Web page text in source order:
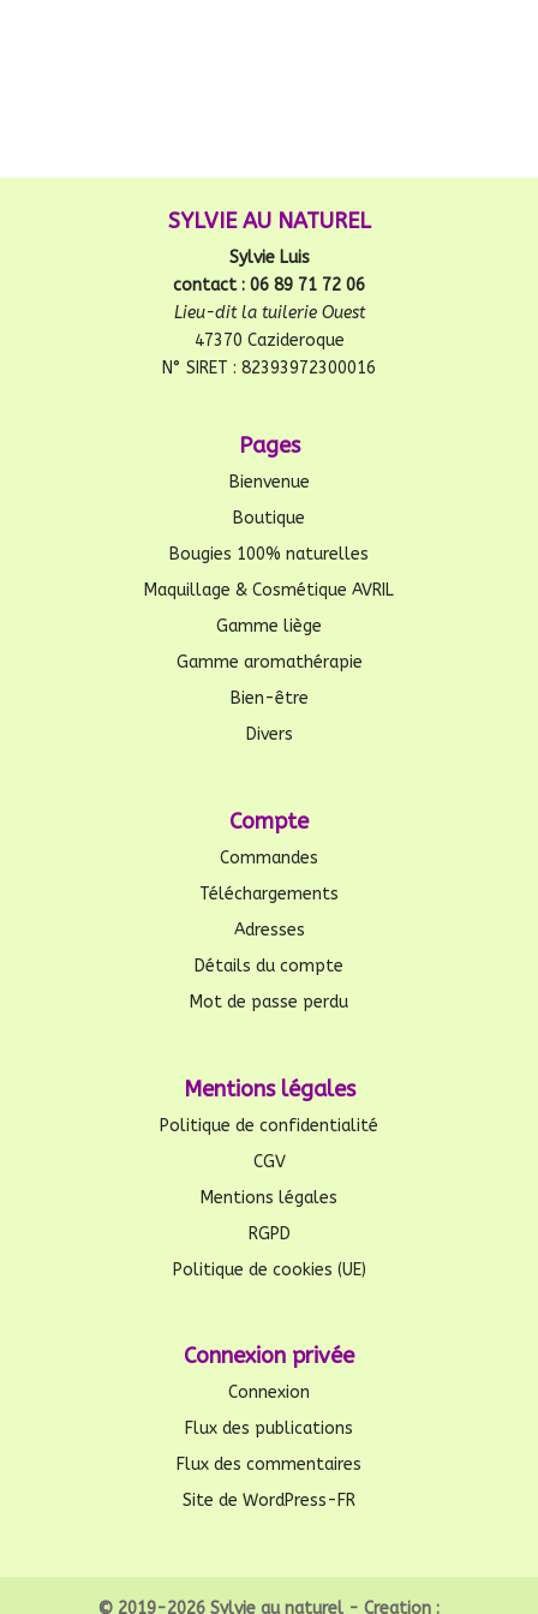
SYLVIE AU NATUREL
Sylvie Luis
contact : 06 89 71 72 06
Lieu-dit la tuilerie Ouest
47370 Cazideroque
N° SIRET : 82393972300016
Pages
Bienvenue
Boutique
Bougies 100% naturelles
Maquillage & Cosmétique AVRIL
Gamme liège
Gamme aromathérapie
Bien-être
Divers
Compte
Commandes
Téléchargements
Adresses
Détails du compte
Mot de passe perdu
Mentions légales
Politique de confidentialité
CGV
Mentions légales
RGPD
Politique de cookies (UE)
Connexion privée
Connexion
Flux des publications
Flux des commentaires
Site de WordPress-FR
© 2019-2026 Sylvie au naturel - Creation :